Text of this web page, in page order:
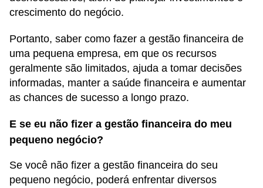
crescimento do negócio.
Portanto, saber como fazer a gestão financeira de
uma pequena empresa, em que os recursos
geralmente são limitados, ajuda a tomar decisões
informadas, manter a saúde financeira e aumentar
as chances de sucesso a longo prazo.
E se eu não fizer a gestão financeira do meu
pequeno negócio?
Se você não fizer a gestão financeira do seu
pequeno negócio, poderá enfrentar diversos